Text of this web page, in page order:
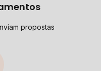
propostas